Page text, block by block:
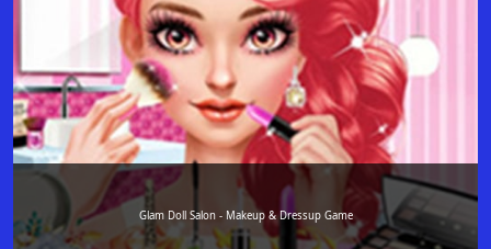
Glam Doll Salon - Makeup & Dressup Game